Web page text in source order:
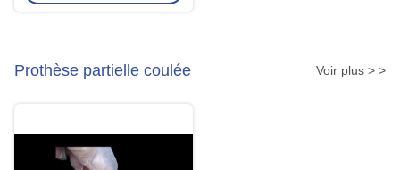
Prothèse partielle coulée Voir plus > >